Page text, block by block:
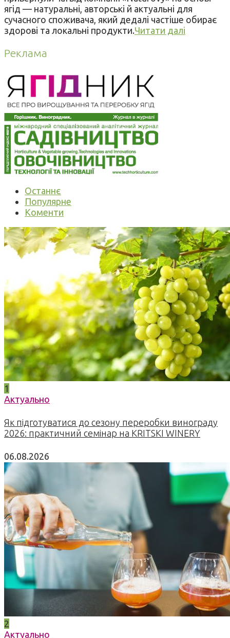
ягід — натуральні, авторські й актуальні для
сучасного споживача, який дедалі частіше обирає
здорові та локальні продукти.Читати далі
Реклама
Останнє
Популярне
Коменти
1
Актуально
Як підготуватися до сезону переробки винограду
2026: практичний семінар на KRITSKI WINERY
06.08.2026
2
Актуально